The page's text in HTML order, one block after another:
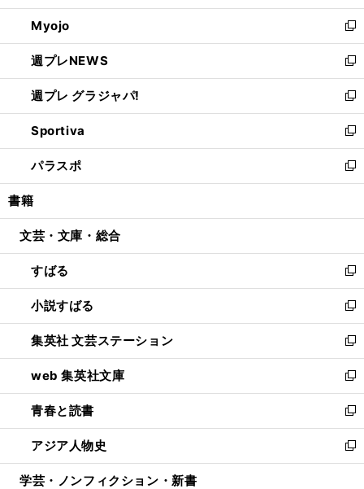
開
く
ウ
で
開
く
ン
ド
ウ
で
開
く
ウ
ィ
ン
ド
ウ
で
開
く
Myojo
新
し
い
ウ
ィ
ン
ド
ウ
で
開
週プレNEWS
新
し
い
ウ
ィ
ン
ド
ウ
開
週プレ グラジャパ!
新
し
い
ウ
ィ
ン
ウ
開
く
Sportiva
新
し
い
ウ
ン
ウ
で
開
く
パラスポ
新
し
ウ
ン
ド
ウ
で
開
く
書籍
文芸・文庫・総合
すばる
新
し
い
ウ
ィ
ン
ド
ウ
で
開
く
小説すばる
新
し
い
ウ
ィ
ン
ド
ウ
で
開
集英社 文芸ステーション
新
し
い
ウ
ィ
ン
ド
ウ
web 集英社文庫
新
し
い
ウ
ィ
ン
青春と読書
新
し
い
ウ
アジア人物史
新
し
学芸・ノンフィクション・新書